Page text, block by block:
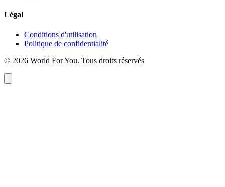
Légal
Conditions d'utilisation
Politique de confidentialité
© 2026 World For You. Tous droits réservés